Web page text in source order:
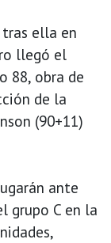
ella en
llegó el
88, obra de
de la
(90+11)
ante
grupo C en la